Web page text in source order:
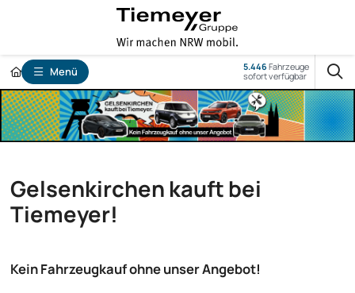
Menü 5.446Fahrzeuge
sofort verfügbar
Gelsenkirchen kauft bei
Tiemeyer!
Kein Fahrzeugkauf ohne unser Angebot!